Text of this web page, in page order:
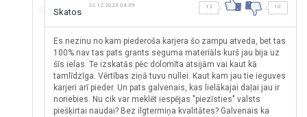
Skatos
22.12.2023 04:39 12 10
Es nezinu no kam piederoša karjera šo zampu atveda, bet tas
100% nav tas pats grants seguma materiāls kurš jau bija uz
šīs ielas. Te izskatās pēc dolomīta atsijām vai kaut kā
tamlīdzīga. Vērtības ziņā tuvu nullei. Kaut kam jau tie ieguves
karjeri arī pieder. Un pats galvenais, kas lielākajai daļai jau ir
noriebies. Nu cik var meklēt iespējas "piezīsties" valsts
piešķirtai naudai? Bez ilgtermiņa kvalitātes? Galvenais ka